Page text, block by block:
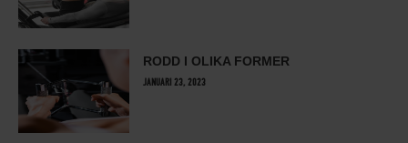
RODD I OLIKA FORMER
JANUARI 23, 2023